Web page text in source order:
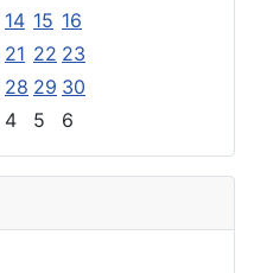
14 15 16
21 22 23
28 29 30
4 5 6